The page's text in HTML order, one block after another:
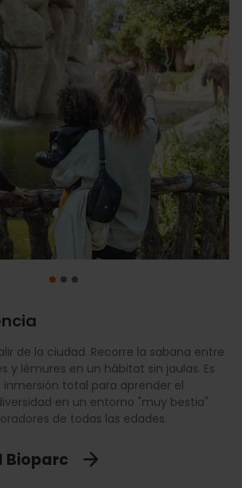
de la ciudad. Recorre la sabana entre
y lémures en un hábitat sin jaulas. Es
total para aprender el
en un entorno "muy bestia"
de todas las edades.
Bioparc
acuario de Europa. Atraviesa el
largo, conoce a las belugas y
bioeducativas con delfines. No te
tour para caminar sobre los tanques
a las más de 700 especies que
atrás y adéntrate en una de las
más impresionantes de
esqueletos gigantes y tecnología
en un museo renovado que
y la Prehistoria en una aventura para
hijos